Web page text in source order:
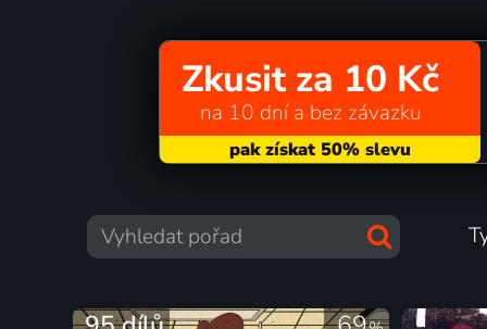
Zkusit za 10 Kč
na 10 dní a bez závazku